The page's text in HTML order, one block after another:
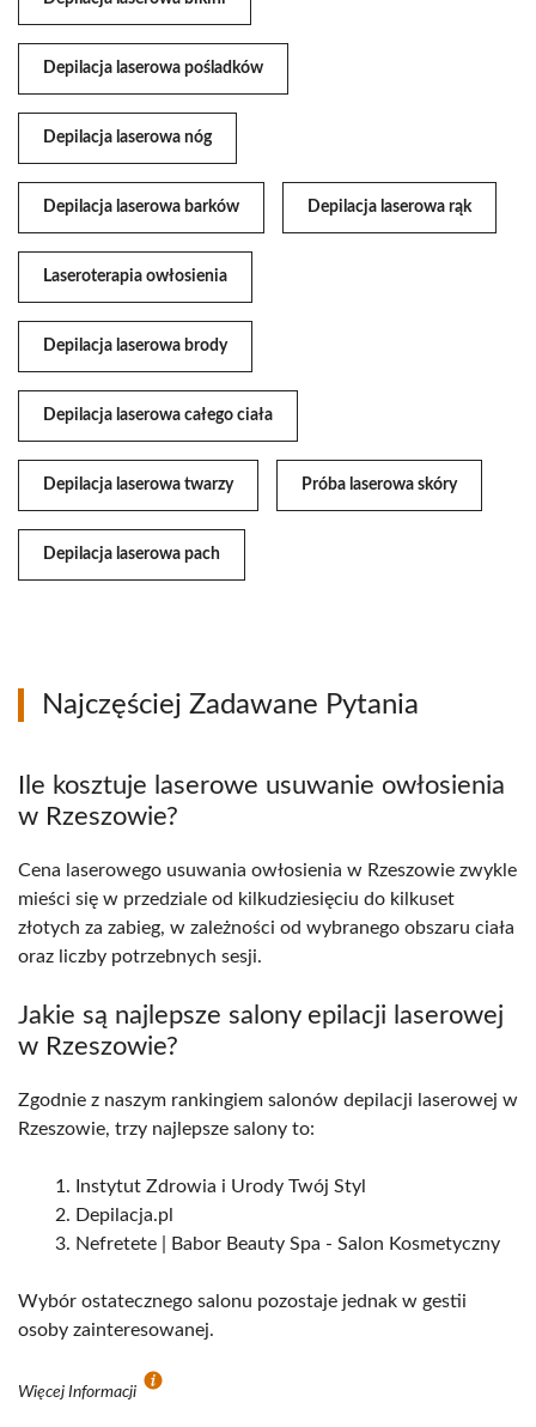
Depilacja laserowa pośladków
Depilacja laserowa nóg
Depilacja laserowa barków Depilacja laserowa rąk
Laseroterapia owłosienia
Depilacja laserowa brody
Depilacja laserowa całego ciała
Depilacja laserowa twarzy Próba laserowa skóry
Depilacja laserowa pach
Najczęściej Zadawane Pytania
Ile kosztuje laserowe usuwanie owłosienia
w Rzeszowie?
Cena laserowego usuwania owłosienia w Rzeszowie zwykle
mieści się w przedziale od kilkudziesięciu do kilkuset
złotych za zabieg, w zależności od wybranego obszaru ciała
oraz liczby potrzebnych sesji.
Jakie są najlepsze salony epilacji laserowej
w Rzeszowie?
Zgodnie z naszym rankingiem salonów depilacji laserowej w
Rzeszowie, trzy najlepsze salony to:
Instytut Zdrowia i Urody Twój Styl
Depilacja.pl
Nefretete | Babor Beauty Spa - Salon Kosmetyczny
Wybór ostatecznego salonu pozostaje jednak w gestii
osoby zainteresowanej.
Więcej Informacji